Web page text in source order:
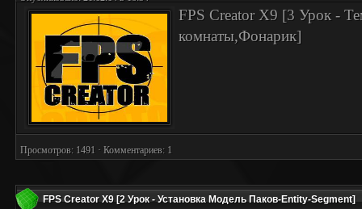
FPS Creator X9 [3 Урок -
комнаты,Фонарик]
Просмотров: 1491 · Комментариев: 1
FPS Creator X9 [2 Урок - Установка Модель Паков-Entity-Segment]